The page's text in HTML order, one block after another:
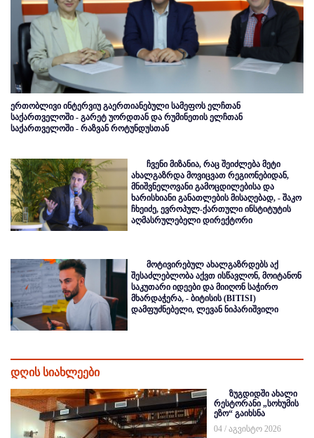
ერთობლივი ინტერვიუ გაერთიანებული სამეფოს ელჩთან
საქართველოში - გარეტ უორდთან და რუმინეთის ელჩთან
საქართველოში - რაზვან როტუნდუსთან
ჩვენი მიზანია, რაც შეიძლება მეტი
ახალგაზრდა მოვიცვათ რეგიონებიდან,
მნიშვნელოვანი გამოცდილებისა და
ხარისხიანი განათლების მისაღებად, - შაკო
ჩხეიძე, ევროპულ-ქართული ინსტიტუტის
აღმასრულებელი დირექტორი
მოტივირებულ ახალგაზრდებს აქ
შესაძლებლობა აქვთ ისწავლონ, მოიტანონ
საკუთარი იდეები და მიიღონ საჭირო
მხარდაჭერა, - ბიტისის (BITISI)
დამფუძნებელი, ლევან ნიპარიშვილი
დღის სიახლეები
ზუგდიდში ახალი
რესტორანი „სოხუმის
ეზო“ გაიხსნა
04 / აგვისტო 2026